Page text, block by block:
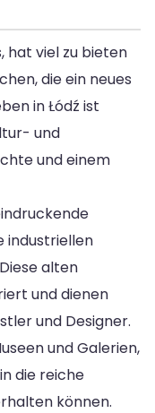
hat viel zu bieten
die ein neues
in Łódź ist
und
und einem
industriellen
alten
und dienen
und Designer.
und Galerien,
die reiche
können.